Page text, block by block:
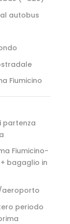
autobus
Fiumicino
partenza
Fiumicino-
bagaglio in
periodo